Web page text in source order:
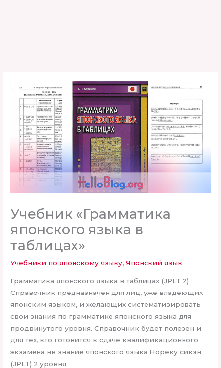
Учебник «Грамматика
японского языка в
таблицах»
Учебники по японскому языку,Японский язык
Грамматика японского языка в таблицах (JPLT 2)
Справочник предназначен для лиц, уже владеющих
японским языком, и желающих систематизировать
свои знания по грамматике японского языка для
продвинутого уровня. Справочник будет полезен и
для тех, кто готовится к сдаче квалификационного
экзамена нв знание японского языка Норёку сикэн
(JPLT) 2 уровня.